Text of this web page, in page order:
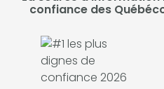
confiance des